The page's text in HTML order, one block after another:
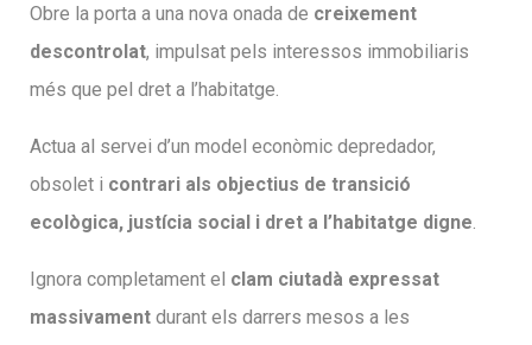
Obre la porta a una nova onada de creixement
descontrolat, impulsat pels interessos immobiliaris
més que pel dret a l’habitatge.
Actua al servei d’un model econòmic depredador,
obsolet i contrari als objectius de transició
ecològica, justícia social i dret a l’habitatge digne
Ignora completament el clam ciutadà expressat
massivament durant els darrers mesos a les